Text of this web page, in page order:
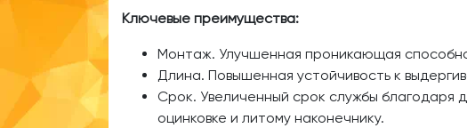
Ключевые преимущества:
Монтаж. Улучшенная проникающая
Длина. Повышенная устойчивость к
Срок. Увеличенный срок службы благодаря
оцинковке и литому наконечнику.